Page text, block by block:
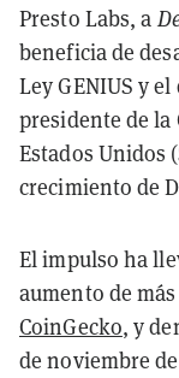
Presto Labs, a
beneficia de
Ley GENIUS y
presidente de la
Estados Unidos
crecimiento de
El impulso ha
aumento de
CoinGecko, y
de noviembre